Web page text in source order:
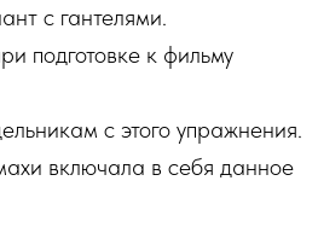
с гантелями.
подготовке к фильму
с этого упражнения.
включала в себя данное